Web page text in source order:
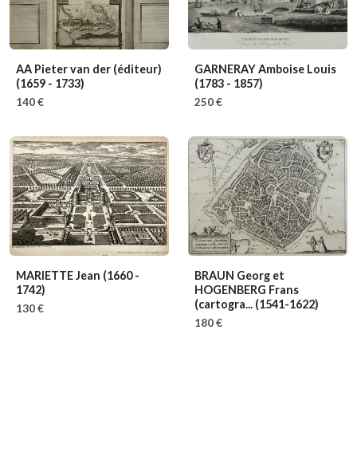
AA Pieter van der (éditeur)
(1659 - 1733)
140 €
GARNERAY Amboise Louis
(1783 - 1857)
250 €
MARIETTE Jean (1660 -
1742)
130 €
BRAUN Georg et
HOGENBERG Frans
(cartogra... (1541-1622)
180 €